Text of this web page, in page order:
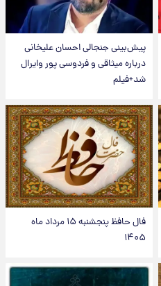
پیش‌بینی جنجالی احسان علیخانی
درباره میثاقی و فردوسی پور وایرال
شد+فیلم
فال حافظ پنجشنبه ۱۵ مرداد ماه
۱۴۰۵